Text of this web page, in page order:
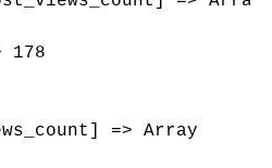
178
=> Array